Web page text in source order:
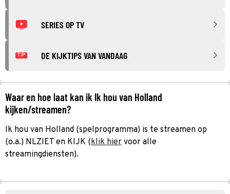
SERIES OP TV
TIP DE KIJKTIPS VAN VANDAAG
Waar en hoe laat kan ik Ik hou van Holland
kijken/streamen?
Ik hou van Holland (spelprogramma) is te streamen op
(o.a.) NLZIET en KIJK (klik hier voor alle
streamingdiensten).